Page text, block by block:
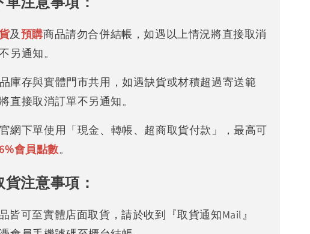
及預購商品請勿合併結帳，如遇以上情況將直接取消
另通知。
庫存與實體門市共用，如遇缺貨或材積超過寄送範
直接取消訂單不另通知。
網下單使用「現金、轉帳、超商取貨付款」，最高可
6%會員點數。
貨注意事項：
皆可至實體店面取貨，請於收到『取貨通知Mail』